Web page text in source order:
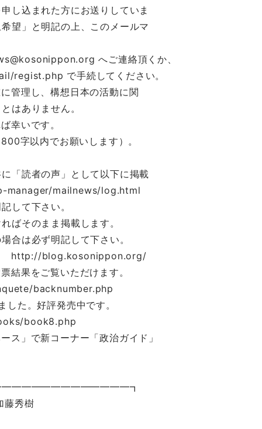
し込まれた方にお送りしていま
望」と明記の上、このメールマ
へご連絡頂くか、
で手続してください。
管理し、構想日本の活動に関
はありません。
幸いです。
字以内でお願いします）。
「読者の声」として以下に掲載
manager/mailnews/log.html
して下さい。
ばそのまま掲載します。
合は必ず明記して下さい。
http://blog.kosonippon.org/
結果をご覧いただけます。
backnumber.php
た。好評発売中です。
book8.php
ス」で新コーナー「政治ガイド」
秀樹